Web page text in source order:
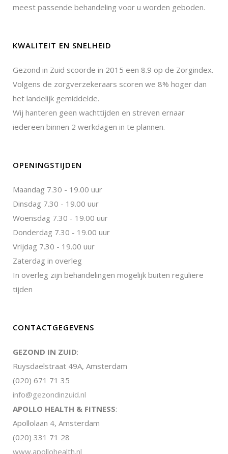
meest passende behandeling voor u worden geboden.
KWALITEIT EN SNELHEID
Gezond in Zuid scoorde in 2015 een 8.9 op de Zorgindex.
Volgens de zorgverzekeraars scoren we 8% hoger dan
het landelijk gemiddelde.
Wij hanteren geen wachttijden en streven ernaar
iedereen binnen 2 werkdagen in te plannen.
OPENINGSTIJDEN
Maandag 7.30 - 19.00 uur
Dinsdag 7.30 - 19.00 uur
Woensdag 7.30 - 19.00 uur
Donderdag 7.30 - 19.00 uur
Vrijdag 7.30 - 19.00 uur
Zaterdag in overleg
In overleg zijn behandelingen mogelijk buiten reguliere
tijden
CONTACTGEGEVENS
GEZOND IN ZUID:
Ruysdaelstraat 49A, Amsterdam
(020) 671 71 35
info@gezondinzuid.nl
APOLLO HEALTH & FITNESS:
Apollolaan 4, Amsterdam
(020) 331 71 28
www.apollohealth.nl